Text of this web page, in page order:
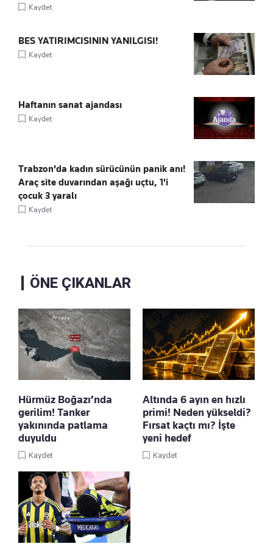
Kaydet
BES YATIRIMCISININ YANILGISI!
Kaydet
Haftanın sanat ajandası
Kaydet
Trabzon'da kadın sürücünün panik anı!
Araç site duvarından aşağı uçtu, 1'i
çocuk 3 yaralı
Kaydet
ÖNE ÇIKANLAR
Hürmüz Boğazı’nda
gerilim! Tanker
yakınında patlama
duyuldu
Kaydet
Altında 6 ayın en hızlı
primi! Neden yükseldi?
Fırsat kaçtı mı? İşte
yeni hedef
Kaydet